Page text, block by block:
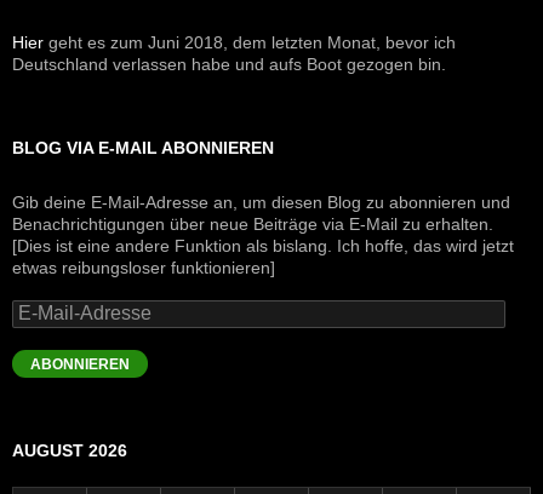
Hier geht es zum Juni 2018, dem letzten Monat, bevor ich
Deutschland verlassen habe und aufs Boot gezogen bin.
BLOG VIA E-MAIL ABONNIEREN
Gib deine E-Mail-Adresse an, um diesen Blog zu abonnieren und
Benachrichtigungen über neue Beiträge via E-Mail zu erhalten.
[Dies ist eine andere Funktion als bislang. Ich hoffe, das wird jetzt
etwas reibungsloser funktionieren]
E-
Mail-
Adresse
ABONNIEREN
AUGUST 2026